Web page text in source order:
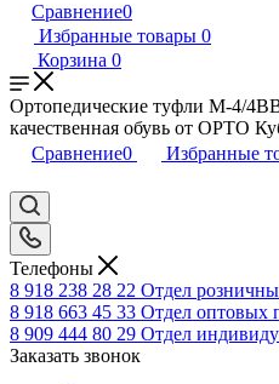
Сравнение0
Избранные товары 0
Корзина 0
Ортопедические туфли М-4/
качественная обувь от ОРТО
Сравнение0 Избранные
Телефоны
8 918 238 28 22 Отдел
8 918 663 45 33 Отдел оптовых
8 909 444 80 29 Отдел
Заказать звонок